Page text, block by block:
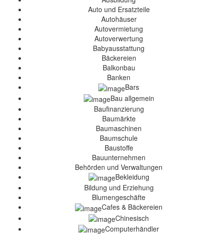
Auto und Ersatzteile
Autohäuser
Autovermietung
Autoverwertung
Babyausstattung
Bäckereien
Balkonbau
Banken
Bars
Bau allgemein
Baufinanzierung
Baumärkte
Baumaschinen
Baumschule
Baustoffe
Bauunternehmen
Behörden und Verwaltungen
Bekleidung
Bildung und Erziehung
Blumengeschäfte
Cafes & Bäckereien
Chinesisch
Computerhändler